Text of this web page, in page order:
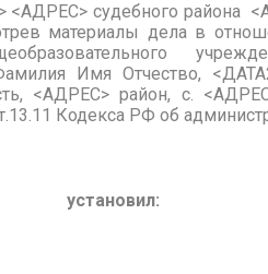
<АДРЕС> судебного района
материалы дела в
Имя Отчество,
<АДРЕС> район, с.
Кодекса РФ об
установил: